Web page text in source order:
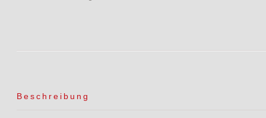
Beschreibung